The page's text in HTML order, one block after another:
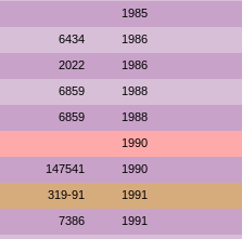
1985
6434 1986
2022 1986
6859 1988
6859 1988
1990
147541 1990
319-91 1991
7386 1991